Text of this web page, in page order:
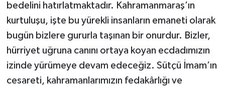
bedelini hatırlatmaktadır. Kahramanmaraş’ın
kurtuluşu, işte bu yürekli insanların emaneti olarak
bugün bizlere gururla taşınan bir onurdur. Bizler,
hürriyet uğruna canını ortaya koyan ecdadımızın
izinde yürümeye devam edeceğiz. Sütçü İmam’ın
cesareti, kahramanlarımızın fedakârlığı ve